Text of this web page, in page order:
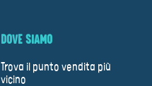
DOVE SIAMO
Trova il punto vendita più
vicino